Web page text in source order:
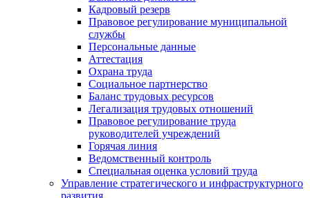
Кадровый резерв
Правовое регулирование муниципальной
службы
Персональные данные
Аттестация
Охрана труда
Социальное партнерство
Баланс трудовых ресурсов
Легализация трудовых отношений
Правовое регулирование труда
руководителей учреждений
Горячая линия
Ведомственный контроль
Специальная оценка условий труда
Управление стратегического и инфраструктурного
развития